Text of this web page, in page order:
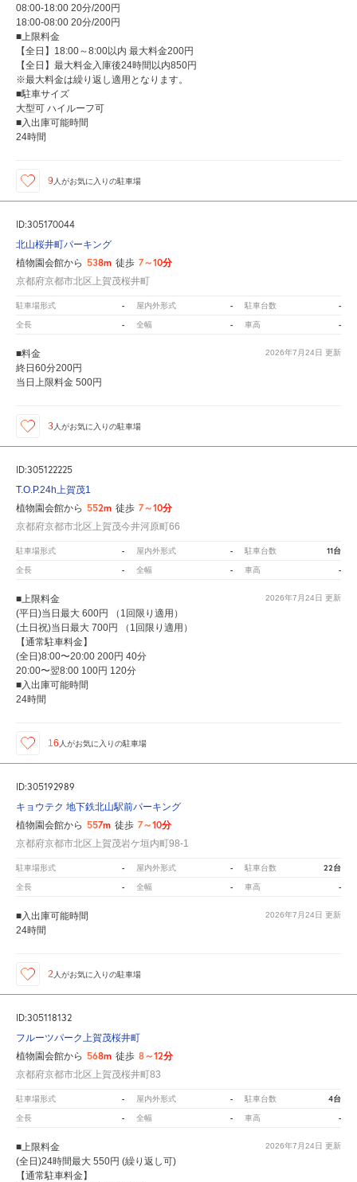
08:00-18:00 20分/200円
18:00-08:00 20分/200円
■上限料金
【全日】18:00～8:00以内 最大料金200円
【全日】最大料金入庫後24時間以内850円
※最大料金は繰り返し適用となります。
■駐車サイズ
大型可 ハイルーフ可
■入出庫可能時間
24時間
9 人がお気に入りの駐車場
ID:305170044
北山桜井町パーキング
植物園会館から 538m 徒歩 7～10分
京都府京都市北区上賀茂桜井町
駐車場形式 - 屋内外形式 - 駐車台数 -
全長 - 全幅 - 車高 -
2026年7月24日 更新
■料金
終日60分200円
当日上限料金 500円
3 人がお気に入りの駐車場
ID:305122225
T.O.P.24h上賀茂1
植物園会館から 552m 徒歩 7～10分
京都府京都市北区上賀茂今井河原町66
駐車場形式 - 屋内外形式 - 駐車台数 11台
全長 - 全幅 - 車高 -
2026年7月24日 更新
■上限料金
(平日)当日最大 600円 （1回限り適用）
(土日祝)当日最大 700円 （1回限り適用）
【通常駐車料金】
(全日)8:00〜20:00 200円 40分
20:00〜翌8:00 100円 120分
■入出庫可能時間
24時間
16 人がお気に入りの駐車場
ID:305192989
キョウテク 地下鉄北山駅前パーキング
植物園会館から 557m 徒歩 7～10分
京都府京都市北区上賀茂岩ケ垣内町98-1
駐車場形式 - 屋内外形式 - 駐車台数 22台
全長 - 全幅 - 車高 -
2026年7月24日 更新
■入出庫可能時間
24時間
2 人がお気に入りの駐車場
ID:305118132
フルーツパーク上賀茂桜井町
植物園会館から 568m 徒歩 8～12分
京都府京都市北区上賀茂桜井町83
駐車場形式 - 屋内外形式 - 駐車台数 4台
全長 - 全幅 - 車高 -
2026年7月24日 更新
■上限料金
(全日)24時間最大 550円 (繰り返し可)
【通常駐車料金】